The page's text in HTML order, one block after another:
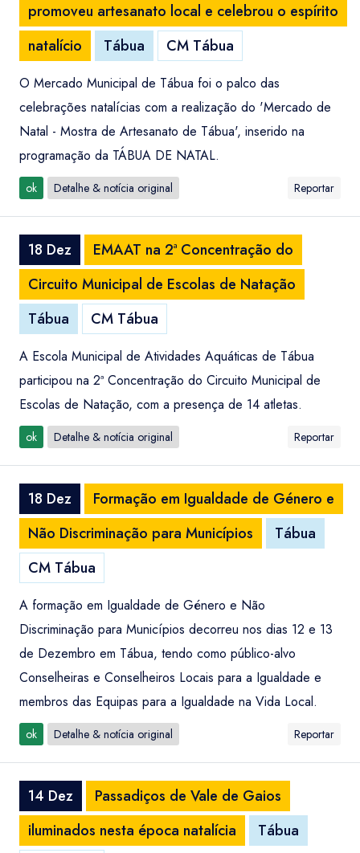
promoveu artesanato local e celebrou o espírito
natalício
Tábua CM Tábua
O Mercado Municipal de Tábua foi o palco das
celebrações natalícias com a realização do 'Mercado de
Natal - Mostra de Artesanato de Tábua', inserido na
programação da TÁBUA DE NATAL.
ok Detalhe & notícia original Reportar
18 Dez
EMAAT na 2ª Concentração do
Circuito Municipal de Escolas de Natação
Tábua
CM Tábua
A Escola Municipal de Atividades Aquáticas de Tábua
participou na 2ª Concentração do Circuito Municipal de
Escolas de Natação, com a presença de 14 atletas.
ok Detalhe & notícia original Reportar
18 Dez
Formação em Igualdade de Género e
Não Discriminação para Municípios
Tábua
CM Tábua
A formação em Igualdade de Género e Não
Discriminação para Municípios decorreu nos dias 12 e 13
de Dezembro em Tábua, tendo como público-alvo
Conselheiras e Conselheiros Locais para a Igualdade e
membros das Equipas para a Igualdade na Vida Local.
ok Detalhe & notícia original Reportar
14 Dez
Passadiços de Vale de Gaios
iluminados nesta época natalícia
Tábua